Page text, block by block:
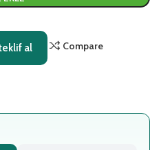
al Compare